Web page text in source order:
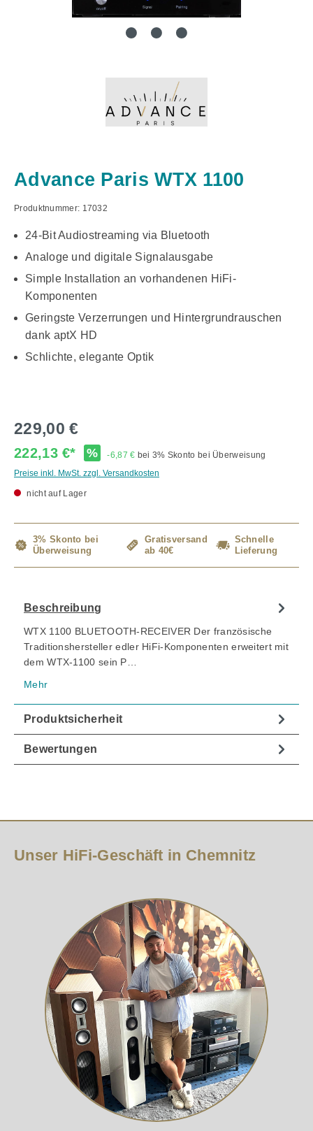
Advance Paris WTX 1100
Produktnummer: 17032
24-Bit Audiostreaming via Bluetooth
Analoge und digitale Signalausgabe
Simple Installation an vorhandenen HiFi-
Komponenten
Geringste Verzerrungen und Hintergrundrauschen
dank aptX HD
Schlichte, elegante Optik
229,00 €
222,13 €* % -6,87 € bei 3% Skonto bei Überweisung
Preise inkl. MwSt. zzgl. Versandkosten
nicht auf Lager
3% Skonto bei
Überweisung
Gratisversand
ab 40€
Schnelle
Lieferung
Beschreibung
WTX 1100 BLUETOOTH-RECEIVER Der französische
Traditionshersteller edler HiFi-Komponenten erweitert mit
dem WTX-1100 sein P…
Mehr
Produktsicherheit
Bewertungen
Unser HiFi-Geschäft in Chemnitz